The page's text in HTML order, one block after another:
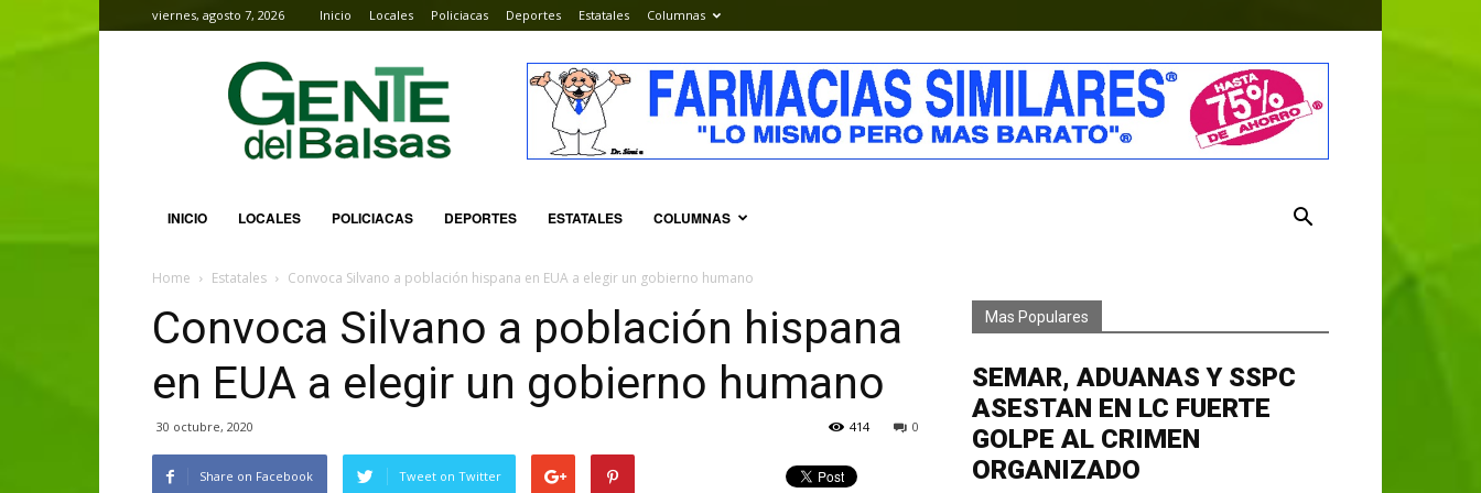
viernes, agosto 7, 2026 Inicio Locales Policiacas Deportes Estatales Columnas
Gente
del
Balsas
INICIO LOCALES POLICIACAS DEPORTES ESTATALES COLUMNAS
Home Estatales Convoca Silvano a población hispana en EUA a elegir un gobierno humano
Convoca Silvano a población hispana
en EUA a elegir un gobierno humano
30 octubre, 2020 0
414
Share on Facebook Tweet on Twitter
Mas Populares
SEMAR, ADUANAS Y SSPC
ASESTAN EN LC FUERTE
GOLPE AL CRIMEN
ORGANIZADO